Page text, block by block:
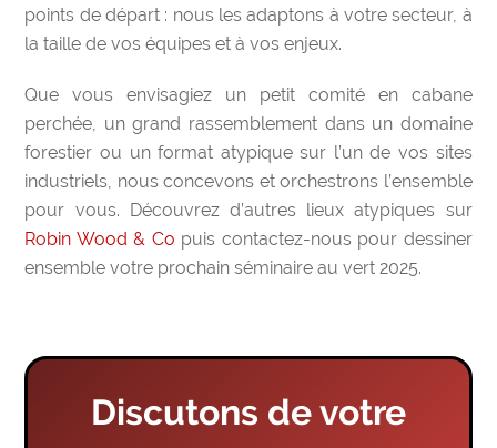
points de départ : nous les adaptons à votre secteur, à
la taille de vos équipes et à vos enjeux.
Que vous envisagiez un petit comité en cabane
perchée, un grand rassemblement dans un domaine
forestier ou un format atypique sur l’un de vos sites
industriels, nous concevons et orchestrons l’ensemble
pour vous. Découvrez d’autres lieux atypiques sur
Robin Wood & Co puis contactez-nous pour dessiner
ensemble votre prochain séminaire au vert 2025.
Discutons de votre